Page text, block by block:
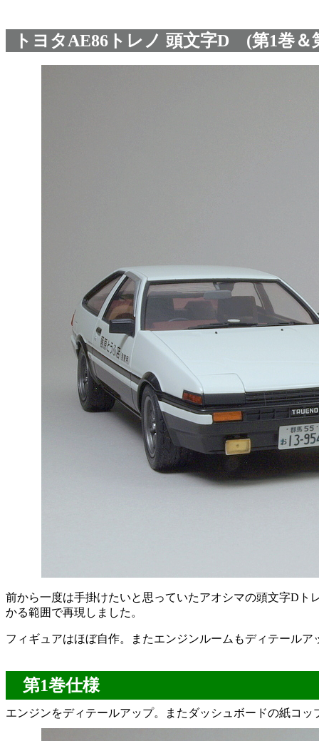
トヨタAE86トレノ 頭文字D (第1巻＆
前から一度は手掛けたいと思っていたアオシマの頭文字Dト
かる範囲で再現しました。
フィギュアはほぼ自作。またエンジンルームもディテールア
第1巻仕様
エンジンをディテールアップ。またダッシュボードの紙コ